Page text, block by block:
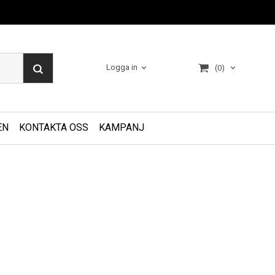
Logga in (0)
KONTAKTA OSS KAMPANJ